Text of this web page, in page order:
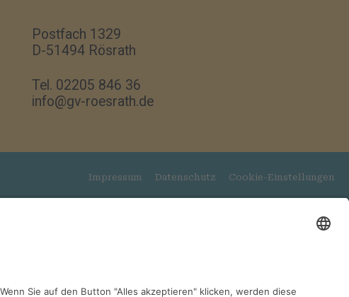
Postfach 1329
D-51494 Rösrath
Tel. 02205 846 36
info@gv-roesrath.de
Impressum Datenschutz Cookie-Einstellungen